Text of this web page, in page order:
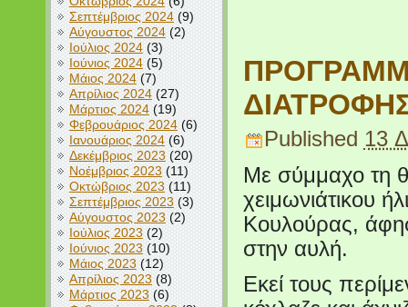
Σεπτέμβριος 2024(9)
Αύγουστος 2024(2)
Ιούλιος 2024(3)
Ιούνιος 2024(5)
Μάιος 2024(7)
Απρίλιος 2024(27)
Μάρτιος 2024(19)
Φεβρουάριος 2024(6)
Ιανουάριος 2024(6)
Δεκέμβριος 2023 (20)
Νοέμβριος 2023 (11)
Οκτώβριος 2023(11)
Σεπτέμβριος 2023 (3)
Αύγουστος 2023 (2)
Ιούλιος 2023(2)
Ιούνιος 2023(10)
Μάιος 2023 (12)
Απρίλιος 2023 (8)
Μάρτιος 2023 (6)
Published 13
Με σύμμαχο τη
χειμωνιάτικου
Κουλούρας,
στην αυλή.
Εκεί τους